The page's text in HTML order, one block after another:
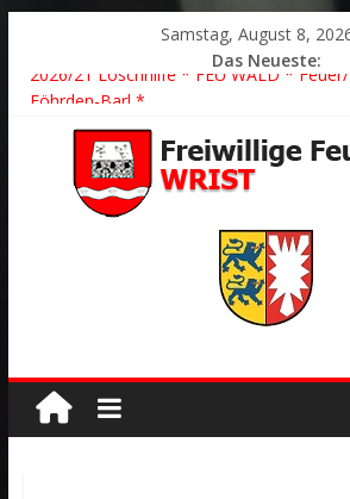
Samstag, August 8,
Das Neueste:
2026/21 Löschhilfe * FEU WALD * Feuer/
2026/24 * TH G Y * PKW überschlagen *
2026/23 TH K Y * Person in
2026/22 TH Y * VU * 1 Person klemmt *
Der schönste Einsatz des Jahres 2026